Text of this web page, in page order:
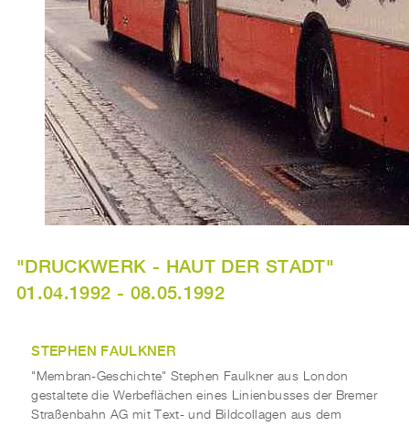
"DRUCKWERK - HAUT DER STADT"
01.04.1992 - 08.05.1992
STEPHEN FAULKNER
"Membran-Geschichte" Stephen Faulkner aus London
gestaltete die Werbeflächen eines Linienbusses der Bremer
Straßenbahn AG mit Text- und Bildcollagen aus dem